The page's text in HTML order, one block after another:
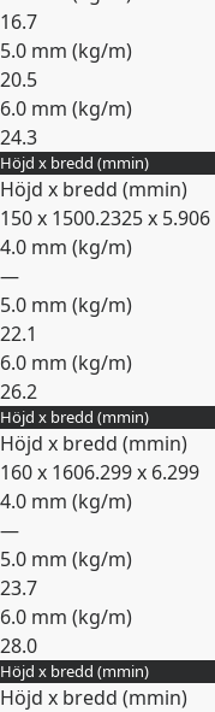
16.7
5.0 mm (kg/m)
20.5
6.0 mm (kg/m)
24.3
Expandera
Höjd x bredd (mmin)
Höjd x bredd (mmin)
150 x 1500.2325 x 5.906
4.0 mm (kg/m)
—
5.0 mm (kg/m)
22.1
6.0 mm (kg/m)
26.2
Expandera
Höjd x bredd (mmin)
Höjd x bredd (mmin)
160 x 1606.299 x 6.299
4.0 mm (kg/m)
—
5.0 mm (kg/m)
23.7
6.0 mm (kg/m)
28.0
Expandera
Höjd x bredd (mmin)
Höjd x bredd (mmin)